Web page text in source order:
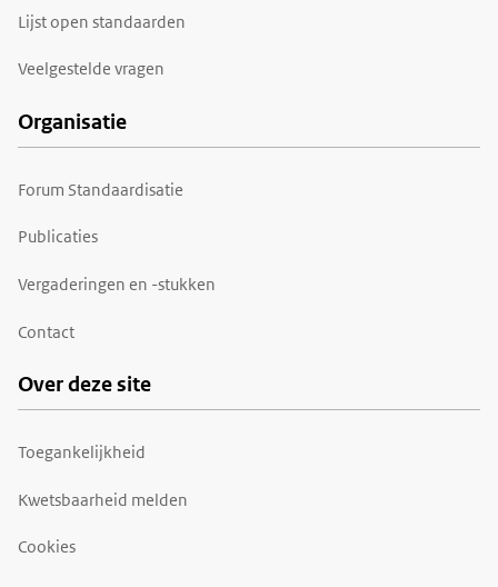
Lijst open standaarden
Veelgestelde vragen
Organisatie
Forum Standaardisatie
Publicaties
Vergaderingen en -stukken
Contact
Over deze site
Toegankelijkheid
Kwetsbaarheid melden
Cookies